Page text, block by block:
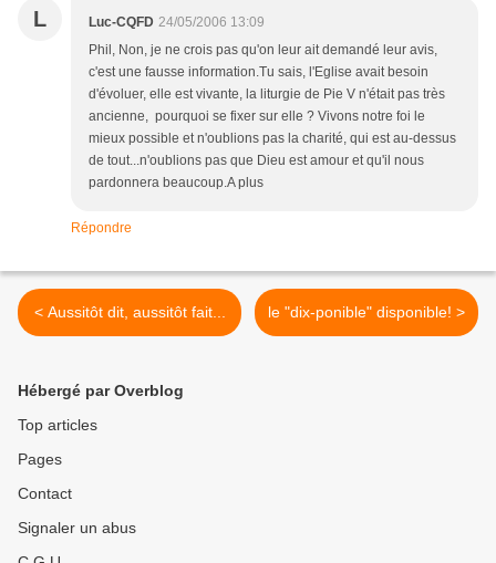
L Luc-CQFD 24/05/2006 13:09
Phil, Non, je ne crois pas qu'on leur ait demandé leur avis,
c'est une fausse information.Tu sais, l'Eglise avait besoin
d'évoluer, elle est vivante, la liturgie de Pie V n'était pas très
ancienne, pourquoi se fixer sur elle ? Vivons notre foi le
mieux possible et n'oublions pas la charité, qui est au-dessus
de tout...n'oublions pas que Dieu est amour et qu'il nous
pardonnera beaucoup.A plus
Répondre
< Aussitôt dit, aussitôt fait... le "dix-ponible" disponible! >
Hébergé par Overblog
Top articles
Pages
Contact
Signaler un abus